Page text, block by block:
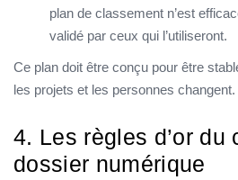
plan de classement n’est
validé par ceux qui l’utiliseront.
Ce plan doit être conçu pour être
les projets et les personnes changent.
4. Les règles d’or du
dossier numérique